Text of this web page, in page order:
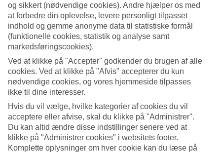
7/13
8/13
9/13
og sikkert (nødvendige cookies). Andre hjælper os med
at forbedre din oplevelse, levere personligt tilpasset
indhold og gemme anonyme data til statistiske formål
(funktionelle cookies, statistik og analyse samt
markedsføringscookies).
Ved at klikke på "Accepter" godkender du brugen af alle
cookies. Ved at klikke på "Afvis" accepterer du kun
nødvendige cookies, og vores hjemmeside tilpasses
ikke til dine interesser.
Hvis du vil vælge, hvilke kategorier af cookies du vil
acceptere eller afvise, skal du klikke på "Administrer".
Du kan altid ændre disse indstillinger senere ved at
klikke på "Administrer cookies" i websitets footer.
Komplette oplysninger om hver cookie kan du læse på